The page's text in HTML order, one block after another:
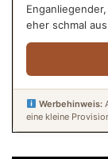
eher schmal
Werbehinweis:
eine kleine